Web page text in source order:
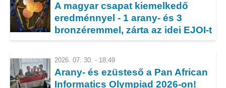
Intelligencia…
Éremeső a 2026-os Közép-Európai Informatikai
A magyar csapat kiemelkedő
eredménnyel - 1 arany- és 3
bronzéremmel, zárta az idei EJOI-t
2026. 07. 30. - 18:49
Arany- és ezüsteső a Pan African
Informatics Olympiad 2026-on!